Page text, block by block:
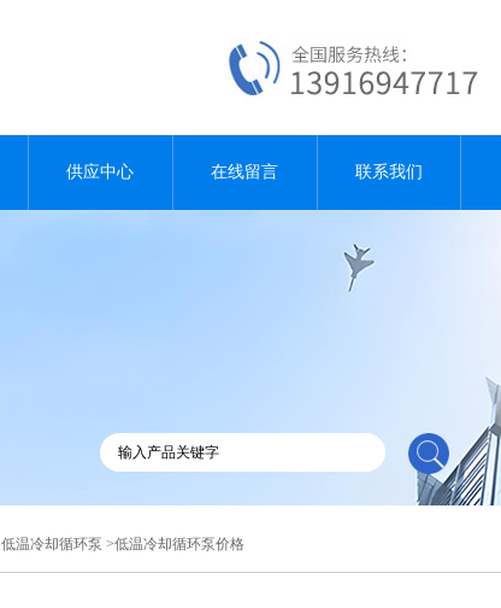
供应中心 在线留言 联系我们
低温冷却循环泵 >低温冷却循环泵价格